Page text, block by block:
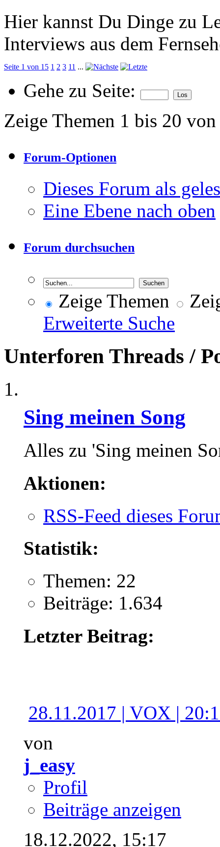
Hier kannst Du Dinge zu
Interviews aus dem
Seite 1 von 15 1 2 3 11 ...
Gehe zu Seite:
Zeige Themen 1 bis 20
Forum-Optionen
Dieses Forum als
Eine Ebene nach oben
Forum durchsuchen
Zeige Themen
Erweiterte Suche
Unterforen Threads /
Sing meinen Song
Alles zu 'Sing meinen
Aktionen:
RSS-Feed dieses
Statistik:
Themen: 22
Beiträge: 1.634
Letzter Beitrag:
28.11.2017 | VOX |
von
j_easy
Profil
Beiträge anzeigen
18.12.2022, 15:17